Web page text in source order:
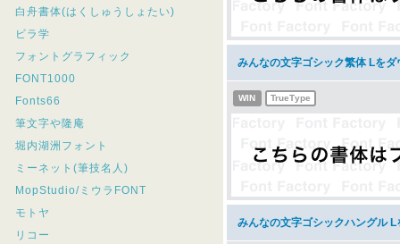
白舟書体(はくしゅうしょたい)
ビラ学
フォントグラフィック
FONT1000
Fonts66
筆文字や隆庵
堀内湖洲フォント
ミーネット(筆技名人)
MopStudio/ミウラFONT
モトヤ
リコー
みんなの文字ゴシック繁体 Lをダ
WIN TrueType
みんなの文字ゴシックハングル L